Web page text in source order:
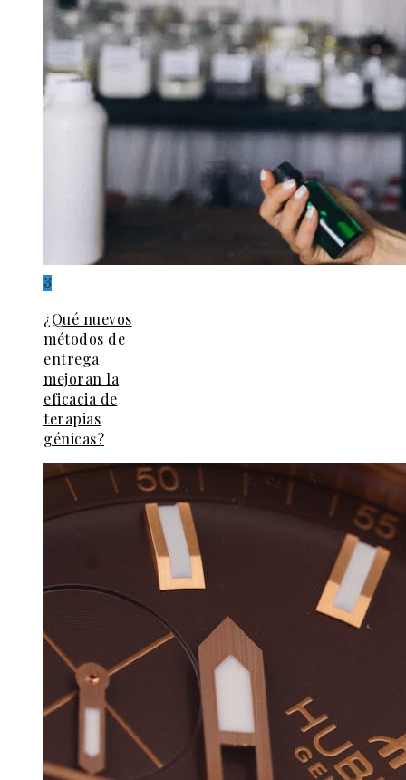
3
¿Qué nuevos
métodos de
entrega
mejoran la
eficacia de
terapias
génicas?